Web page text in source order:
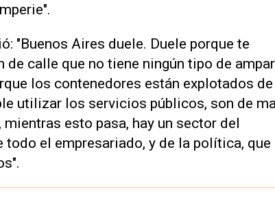
"Buenos Aires duele. Duele porque te
calle que no tiene ningún tipo de
los contenedores están explotados de
utilizar los servicios públicos, son de
esto pasa, hay un sector del
todo el empresariado, y de la política, que